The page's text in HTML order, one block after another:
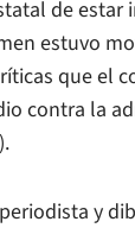
de estar
estuvo
que el
contra la
y